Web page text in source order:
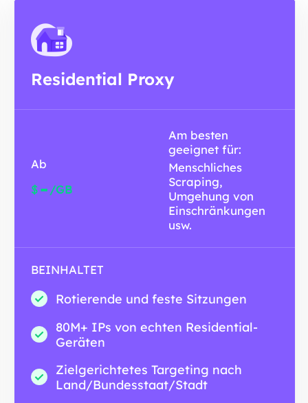
Residential Proxy
Ab
$- /GB
Am besten
geeignet für:
Menschliches
Scraping,
Umgehung von
Einschränkungen
usw.
BEINHALTET
Rotierende und feste Sitzungen
80M+ IPs von echten Residential-
Geräten
Zielgerichtetes Targeting nach
Land/Bundesstaat/Stadt